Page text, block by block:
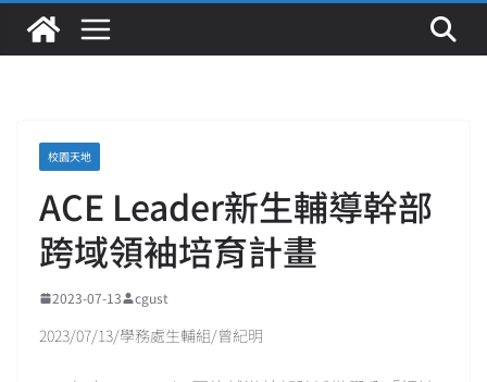
校園天地
ACE Leader新生輔導幹部
跨域領袖培育計畫
2023-07-13 cgust
2023/07/13/學務處生輔組/曾紀明